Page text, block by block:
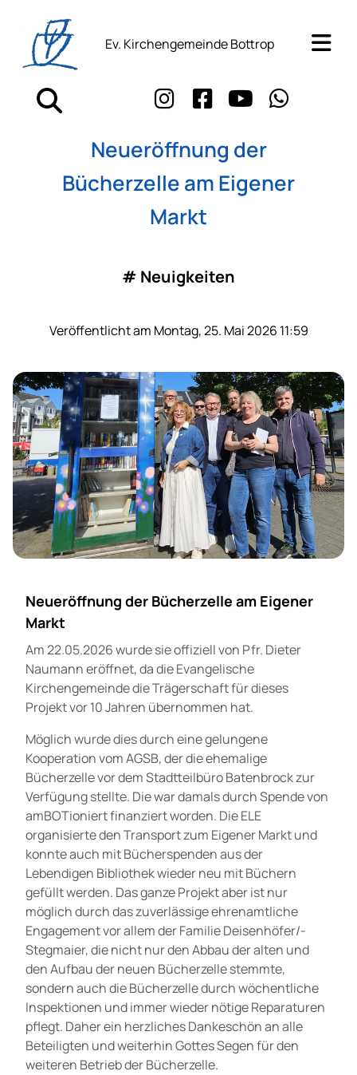
Ev. Kirchengemeinde Bottrop
Neueröffnung der
Bücherzelle am Eigener
Markt
# Neuigkeiten
Veröffentlicht am Montag, 25. Mai 2026 11:59
Neueröffnung der Bücherzelle am Eigener
Markt
Am 22.05.2026 wurde sie offiziell von Pfr. Dieter
Naumann eröffnet, da die Evangelische
Kirchengemeinde die Trägerschaft für dieses
Projekt vor 10 Jahren übernommen hat.
Möglich wurde dies durch eine gelungene
Kooperation vom AGSB, der die ehemalige
Bücherzelle vor dem Stadtteilbüro Batenbrock zur
Verfügung stellte. Die war damals durch Spende von
amBOTioniert finanziert worden. Die ELE
organisierte den Transport zum Eigener Markt und
konnte auch mit Bücherspenden aus der
Lebendigen Bibliothek wieder neu mit Büchern
gefüllt werden. Das ganze Projekt aber ist nur
möglich durch das zuverlässige ehrenamtliche
Engagement vor allem der Familie Deisenhöfer/-
Stegmaier, die nicht nur den Abbau der alten und
den Aufbau der neuen Bücherzelle stemmte,
sondern auch die Bücherzelle durch wöchentliche
Inspektionen und immer wieder nötige Reparaturen
pflegt. Daher ein herzliches Dankeschön an alle
Beteiligten und weiterhin Gottes Segen für den
weiteren Betrieb der Bücherzelle.